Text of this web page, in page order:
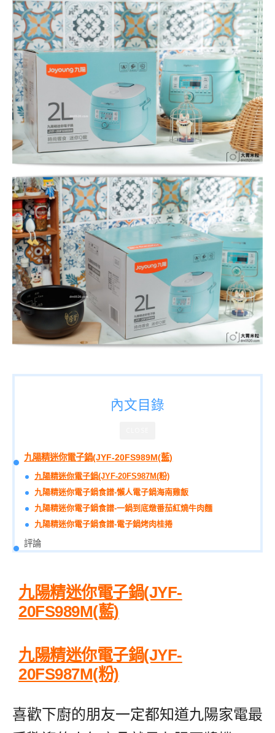
內文目錄
九陽精迷你電子鍋(JYF-20FS989M(藍)
九陽精迷你電子鍋(JYF-20FS987M(粉)
九陽精迷你電子鍋食譜-懶人電子鍋海南雞飯
九陽精迷你電子鍋食譜-一鍋到底燉番茄紅燒牛肉麵
九陽精迷你電子鍋食譜-電子鍋烤肉桂捲
評論
九陽精迷你電子鍋(JYF-
20FS989M(藍)
九陽精迷你電子鍋(JYF-
20FS987M(粉)
喜歡下廚的朋友一定都知道九陽家電最